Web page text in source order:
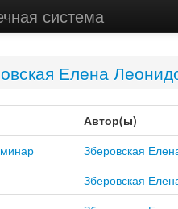
система
Елена
Автор(ы)
Зберовская
Зберовская